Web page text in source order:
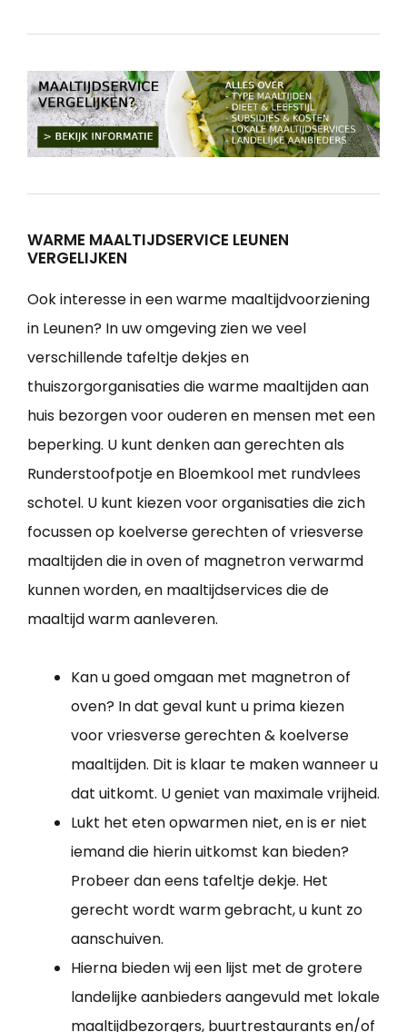
WARME MAALTIJDSERVICE LEUNEN
VERGELIJKEN
Ook interesse in een warme maaltijdvoorziening
in Leunen? In uw omgeving zien we veel
verschillende tafeltje dekjes en
thuiszorgorganisaties die warme maaltijden aan
huis bezorgen voor ouderen en mensen met een
beperking. U kunt denken aan gerechten als
Runderstoofpotje en Bloemkool met rundvlees
schotel. U kunt kiezen voor organisaties die zich
focussen op koelverse gerechten of vriesverse
maaltijden die in oven of magnetron verwarmd
kunnen worden, en maaltijdservices die de
maaltijd warm aanleveren.
Kan u goed omgaan met magnetron of
oven? In dat geval kunt u prima kiezen
voor vriesverse gerechten & koelverse
maaltijden. Dit is klaar te maken wanneer u
dat uitkomt. U geniet van maximale vrijheid.
Lukt het eten opwarmen niet, en is er niet
iemand die hierin uitkomst kan bieden?
Probeer dan eens tafeltje dekje. Het
gerecht wordt warm gebracht, u kunt zo
aanschuiven.
Hierna bieden wij een lijst met de grotere
landelijke aanbieders aangevuld met lokale
maaltijdbezorgers, buurtrestaurants en/of